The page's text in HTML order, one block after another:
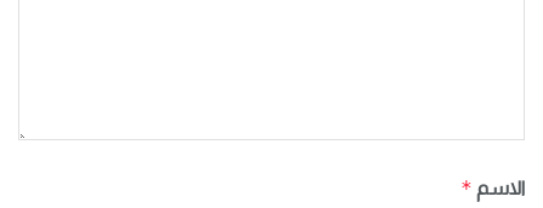
الاسم *